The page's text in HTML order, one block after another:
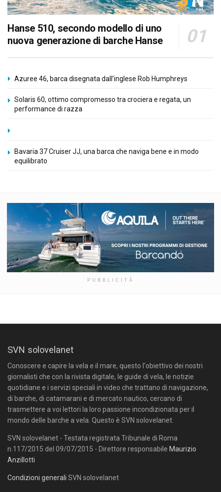
Hanse 510, secondo modello di uno
nuova generazione di barche Hanse
Azuree 46, barca disegnata dall’inglese Rob Humphreys
Solaris 60, ottimo compromesso tra crociera e regata, un
performance di razza
Bavaria 37 Cruiser JJ, una barca che naviga bene e in modo
equilibrato
PUBBLICITÀ
SVN solovelanet
Conoscere e capire la vela e il mare, questo l'obiettivo dei nostri
giornalisti che con la rivista digitale, le guide di vela, le notizie
quotidiane e i servizi speciali in video che trattano di navigazione,
di barche, di catamarani e di mercato nautico, cercano di
trasmettere a voi lettori la loro passione incondizionata per il
mondo delle barche a vela. Questo è SVN solovelanet.
SVN solovelanet - Testata registrata Tribunale di Roma
n.117/2015 del 09/07/2015 - Direttore responsabile Maurizio
Anzillotti
Condizioni generali SVN solovelanet